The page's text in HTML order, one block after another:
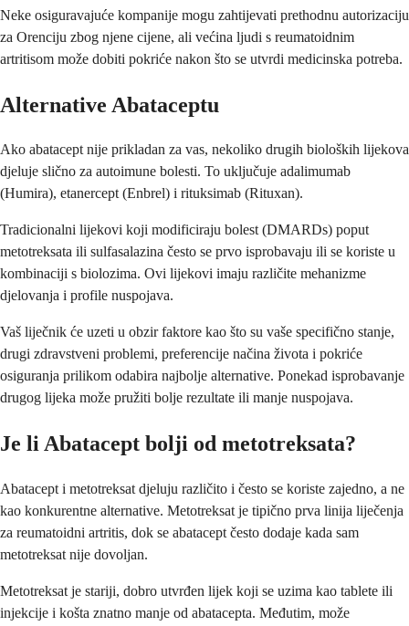
Neke osiguravajuće kompanije mogu zahtijevati prethodnu autorizaciju
za Orenciju zbog njene cijene, ali većina ljudi s reumatoidnim
artritisom može dobiti pokriće nakon što se utvrdi medicinska potreba.
Alternative Abataceptu
Ako abatacept nije prikladan za vas, nekoliko drugih bioloških lijekova
djeluje slično za autoimune bolesti. To uključuje adalimumab
(Humira), etanercept (Enbrel) i rituksimab (Rituxan).
Tradicionalni lijekovi koji modificiraju bolest (DMARDs) poput
metotreksata ili sulfasalazina često se prvo isprobavaju ili se koriste u
kombinaciji s biolozima. Ovi lijekovi imaju različite mehanizme
djelovanja i profile nuspojava.
Vaš liječnik će uzeti u obzir faktore kao što su vaše specifično stanje,
drugi zdravstveni problemi, preferencije načina života i pokriće
osiguranja prilikom odabira najbolje alternative. Ponekad isprobavanje
drugog lijeka može pružiti bolje rezultate ili manje nuspojava.
Je li Abatacept bolji od metotreksata?
Abatacept i metotreksat djeluju različito i često se koriste zajedno, a ne
kao konkurentne alternative. Metotreksat je tipično prva linija liječenja
za reumatoidni artritis, dok se abatacept često dodaje kada sam
metotreksat nije dovoljan.
Metotreksat je stariji, dobro utvrđen lijek koji se uzima kao tablete ili
injekcije i košta znatno manje od abatacepta. Međutim, može